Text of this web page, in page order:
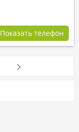
Показать телефон